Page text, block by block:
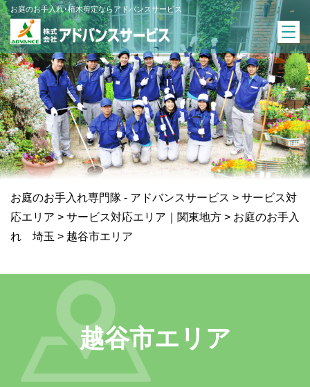
お庭のお手入れ･植木剪定ならアドバンスサービス
お庭のお手入れ専門隊 - アドバンスサービス > サービス対
応エリア > サービス対応エリア｜関東地方 > お庭のお手入
れ 埼玉 > 越谷市エリア
越谷市エリア